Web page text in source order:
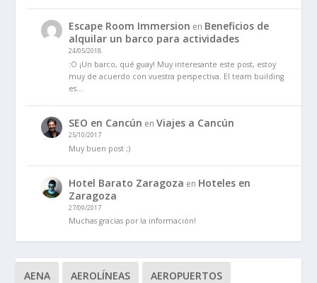
Escape Room Immersion en Beneficios de
alquilar un barco para actividades
24/05/2018
:O ¡Un barco, qué guay! Muy interesante este post, estoy
muy de acuerdo con vuestra perspectiva. El team building
es…
SEO en Cancún enViajes a Cancún
25/10/2017
Muy buen post ;)
Hotel Barato Zaragoza en Hoteles en
Zaragoza
27/09/2017
Muchas gracias por la información!
AENA AEROLÍNEAS AEROPUERTOS